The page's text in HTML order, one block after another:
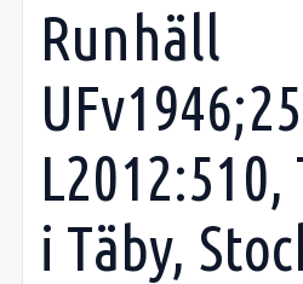
Runhäll
L2012:510,
i Täby,